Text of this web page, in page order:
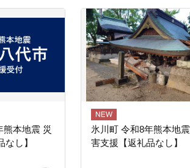
熊本地震 災
し】
氷川町 令和8年熊本地
害支援【返礼品なし】